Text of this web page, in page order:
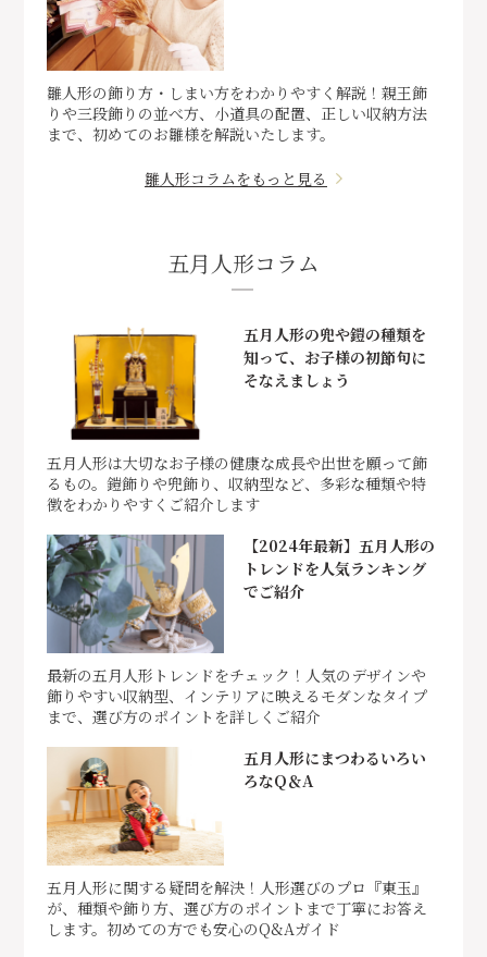
雛人形の飾り方・しまい方をわかりやすく解説！親王飾
りや三段飾りの並べ方、小道具の配置、正しい収納方法
まで、初めてのお雛様を解説いたします。
雛人形コラムをもっと見る
五月人形コラム
五月人形の兜や鎧の種類を
知って、お子様の初節句に
そなえましょう
五月人形は大切なお子様の健康な成長や出世を願って飾
るもの。鎧飾りや兜飾り、収納型など、多彩な種類や特
徴をわかりやすくご紹介します
【2024年最新】五月人形の
トレンドを人気ランキング
でご紹介
最新の五月人形トレンドをチェック！人気のデザインや
飾りやすい収納型、インテリアに映えるモダンなタイプ
まで、選び方のポイントを詳しくご紹介
五月人形にまつわるいろい
ろなQ＆A
五月人形に関する疑問を解決！人形選びのプロ『東玉』
が、種類や飾り方、選び方のポイントまで丁寧にお答え
します。初めての方でも安心のQ&Aガイド